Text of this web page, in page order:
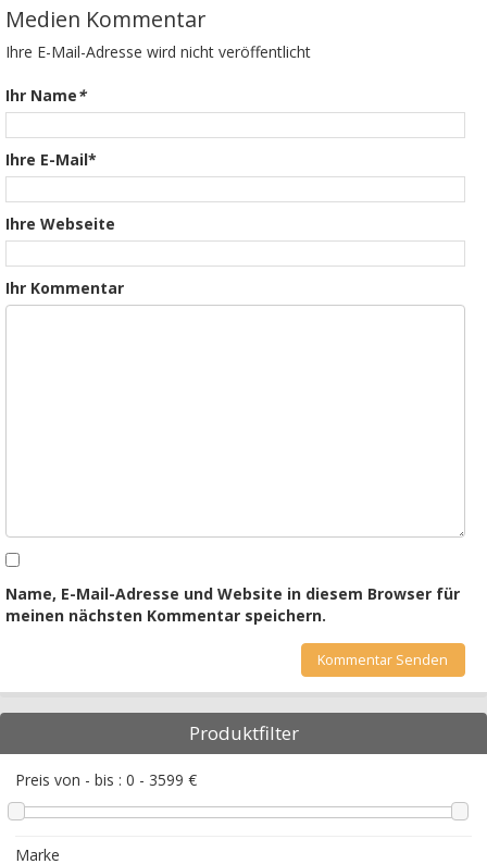
Medien Kommentar
Ihre E-Mail-Adresse wird nicht veröffentlicht
Ihr Name*
Ihre E-Mail*
Ihre Webseite
Ihr Kommentar
Name, E-Mail-Adresse und Website in diesem Browser für
meinen nächsten Kommentar speichern.
Produktfilter
Preis von - bis : 0 - 3599 €
Marke